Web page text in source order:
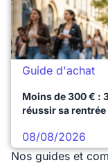
Guide d'achat
Moins de 300 € :
réussir sa rentrée
08/08/2026
Nos guides et